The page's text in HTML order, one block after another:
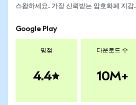
스왑하세요. 가장 신뢰받는 암호화폐 지갑.
Google Play
평점
4.4
다운로드 수
10M+